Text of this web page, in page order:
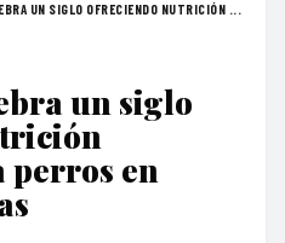
UN SIGLO OFRECIENDO NUTRICIÓN ...
un siglo
perros en